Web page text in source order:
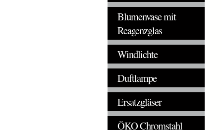
Blumenvase mit
Reagenzglas
Windlichte
Duftlampe
Ersatzgläser
ÖKO Chromstahl